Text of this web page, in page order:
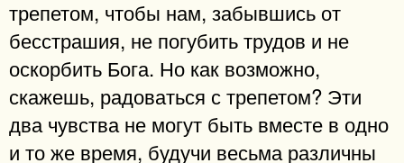
трепетом, чтобы нам, забывшись от
бесстрашия, не погубить трудов и не
оскорбить Бога. Но как возможно,
скажешь, радоваться с трепетом? Эти
два чувства не могут быть вместе в одно
и то же время, будучи весьма различны